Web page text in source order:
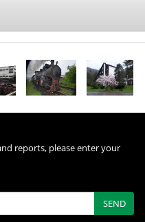
reports, please enter your
SEND